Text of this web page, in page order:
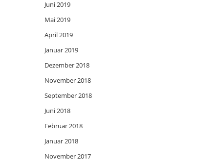
Juni 2019
Mai 2019
April 2019
Januar 2019
Dezember 2018
November 2018
September 2018
Juni 2018
Februar 2018
Januar 2018
November 2017